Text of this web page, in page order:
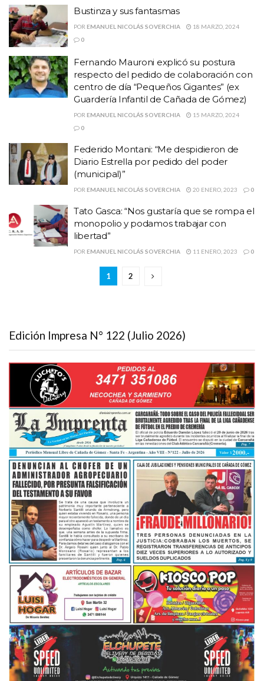
Bustinza y sus fantasmas
POR EMANUEL NICOLÁS SOVERCHIA
18 MARZO, 2024
0
Fernando Mauroni explicó su postura
respecto del pedido de colaboración con
centro de día “Pequeños Gigantes” (ex
Guardería Infantil de Cañada de Gómez)
POR EMANUEL NICOLÁS SOVERCHIA
15 MARZO, 2024
0
Federido Montani: “Me despidieron de
Diario Estrella por pedido del poder
(municipal)”
POR EMANUEL NICOLÁS SOVERCHIA 20 ENERO, 2023 0
Tato Gasca: “Nos gustaría que se rompa el
monopolio y podamos trabajar con
libertad”
POR EMANUEL NICOLÁS SOVERCHIA 11 ENERO, 2023 0
1 2
Edición Impresa N° 122 (Julio 2026)